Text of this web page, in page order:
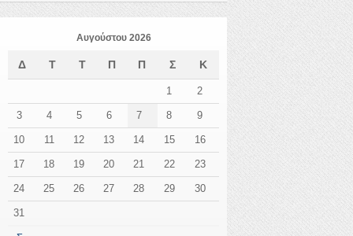
Αυγούστου 2026
Δ Τ Τ Π Π Σ Κ
1 2
3 4 5 6 7 8 9
10 11 12 13 14 15 16
17 18 19 20 21 22 23
24 25 26 27 28 29 30
31